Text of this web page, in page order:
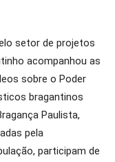
setor de projetos
acompanhou as
sobre o Poder
bragantinos
Paulista,
pela
participam de